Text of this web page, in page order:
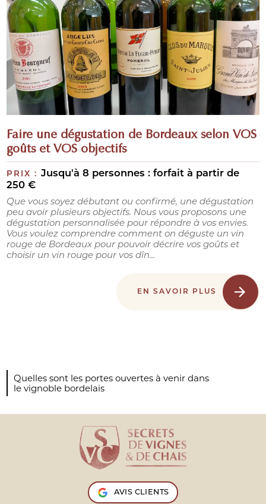
Faire une dégustation de Bordeaux selon VOS
goûts et VOS objectifs
PRIX :Jusqu'à 8 personnes : forfait à partir de
250 €
Que vous soyez débutant ou confirmé, une dégustation
peu avoir plusieurs objectifs. Nous vous proposons une
dégustation personnalisée pour répondre à vos envies.
Vous voulez comprendre comment on déguste un vin
rouge de Bordeaux pour pouvoir décrire vos goûts et
choisir un vin rouge pour vos dîn...
EN SAVOIR PLUS
Quelles sont les portes ouvertes à venir dans
le vignoble bordelais
AVIS CLIENTS